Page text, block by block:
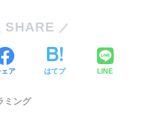
SHARE
ェア はてブ LINE
ミング